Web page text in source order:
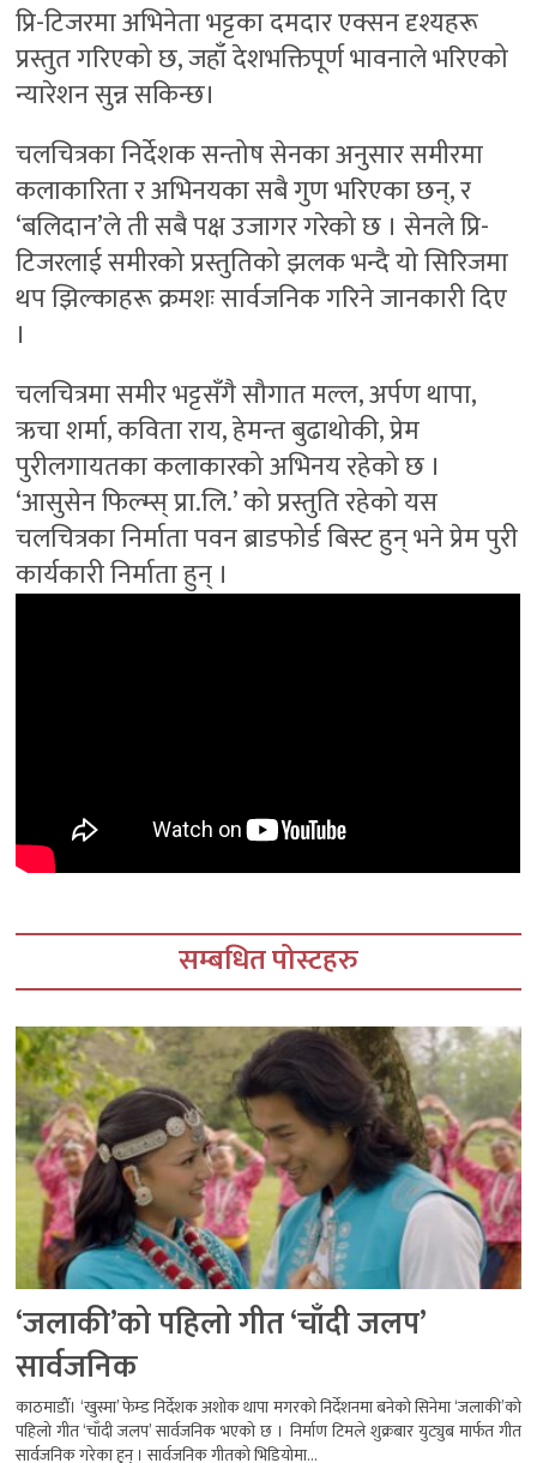
प्रि-टिजरमा अभिनेता भट्टका दमदार एक्सन दृश्यहरू
प्रस्तुत गरिएको छ, जहाँ देशभक्तिपूर्ण भावनाले भरिएको
न्यारेशन सुन्न सकिन्छ।
चलचित्रका निर्देशक सन्तोष सेनका अनुसार समीरमा
कलाकारिता र अभिनयका सबै गुण भरिएका छन्, र
‘बलिदान’ले ती सबै पक्ष उजागर गरेको छ । सेनले प्रि-
टिजरलाई समीरको प्रस्तुतिको झलक भन्दै यो सिरिजमा
थप झिल्काहरू क्रमशः सार्वजनिक गरिने जानकारी दिए
।
चलचित्रमा समीर भट्टसँगै सौगात मल्ल, अर्पण थापा,
ऋचा शर्मा, कविता राय, हेमन्त बुढाथोकी, प्रेम
पुरीलगायतका कलाकारको अभिनय रहेको छ ।
‘आसुसेन फिल्म्स्‌ प्रा.लि.’ को प्रस्तुति रहेको यस
चलचित्रका निर्माता पवन ब्राडफोर्ड बिस्ट हुन् भने प्रेम पुरी
कार्यकारी निर्माता हुन् ।
सम्बधित पोस्टहरु
‘जलाकी’को पहिलो गीत ‘चाँदी जलप’
सार्वजनिक
काठमाडौँ। ‘खुस्मा’ फेम्ड निर्देशक अशोक थापा मगरको निर्देशनमा बनेको सिनेमा ‘जलाकी’को
पहिलो गीत ‘चाँदी जलप’ सार्वजनिक भएको छ । निर्माण टिमले शुक्रबार युट्युब मार्फत गीत
सार्वजनिक गरेका हुन् । सार्वजनिक गीतको भिडियोमा...